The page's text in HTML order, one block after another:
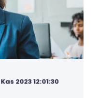
2023 12:01:30